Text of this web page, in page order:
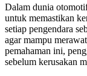
Dalam dunia
untuk memastikan
setiap pengendara
agar mampu
pemahaman ini,
sebelum kerusakan